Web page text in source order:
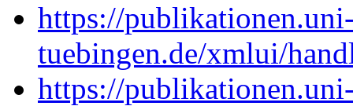
https://
tuebingen.de/xmlui/
https://